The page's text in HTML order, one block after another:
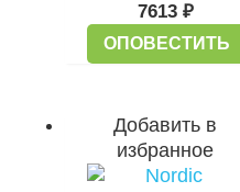
7613 ₽
ОПОВЕСТИТЬ
Добавить в
избранное